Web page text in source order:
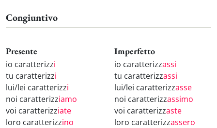
Congiuntivo
Presente
io caratterizzi
tu caratterizzi
lui/lei caratterizzi
noi caratterizziamo
voi caratterizziate
loro caratterizzino
Imperfetto
io caratterizzassi
tu caratterizzassi
lui/lei caratterizzasse
noi caratterizzassimo
voi caratterizzaste
loro caratterizzassero